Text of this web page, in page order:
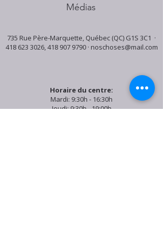
Médias
735 Rue Père-Marquette, Québec (QC) G1S 3C1 ·
418 623 3026,418 907 9790· noschoses@mail.com
Horaire du centre:
Mardi: 9:30h - 16:30h
Jeudi: 9:30h - 19:00h